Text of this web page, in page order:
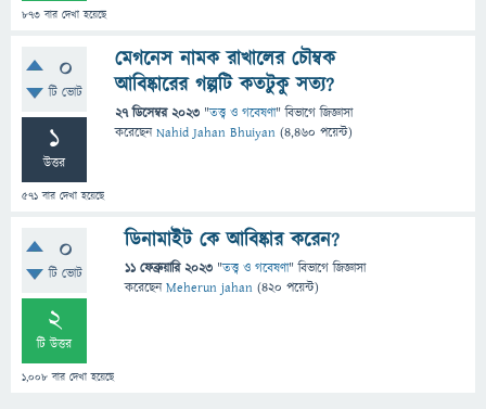
873 বার দেখা হয়েছে
0
টি ভোট
1
উত্তর
571 বার দেখা হয়েছে
মেগনেস নামক রাখালের চৌম্বক
আবিষ্কারের গল্পটি কতটুকু সত্য?
27 ডিসেম্বর 2023 "তত্ত্ব ও গবেষণা" বিভাগে জিজ্ঞাসা
করেছেনNahid Jahan Bhuiyan (4,460 পয়েন্ট)
0
টি ভোট
2
টি উত্তর
1,008 বার দেখা হয়েছে
ডিনামাইট কে আবিষ্কার করেন?
11 ফেব্রুয়ারি 2023 "তত্ত্ব ও গবেষণা" বিভাগে জিজ্ঞাসা
করেছেনMeherun jahan (420 পয়েন্ট)